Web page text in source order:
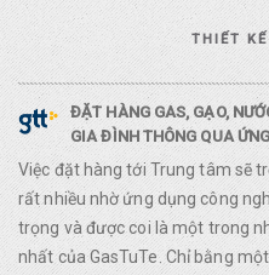
THIẾT
ĐẶT HÀNG GAS, GẠO,
GIA ĐÌNH THÔNG QUA
Việc đặt hàng tới Trung tâm sẽ
rất nhiều nhờ ứng dụng công
trọng và được coi là một trong
nhất của GasTuTe. Chỉ bằng